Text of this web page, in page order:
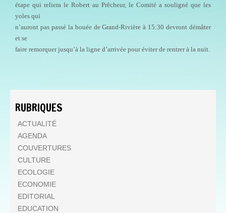
étape qui reliera le Robert au Prêcheur, le Comité a souligné que les
yoles qui
n’auront pas passé la bouée de Grand-Rivière à 15:30 devront démâter
et se
faire remorquer jusqu’à la ligne d’arrivée pour éviter de rentrer à la nuit.
RUBRIQUES
ACTUALITÉ
AGENDA
COUVERTURES
CULTURE
ECOLOGIE
ECONOMIE
EDITORIAL
EDUCATION